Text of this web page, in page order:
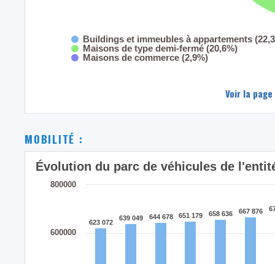
Buildings et immeubles à appartements
Maisons de type demi-fermé (20,6%)
Maisons de commerce (2,9%)
Voir la
MOBILITÉ :
Évolution du parc de véhicules de
600000
800000
623 072
623 072
639 049
639 049 644 678
644 678 651 179
651 179 658 636
658 636 667 876
667 876